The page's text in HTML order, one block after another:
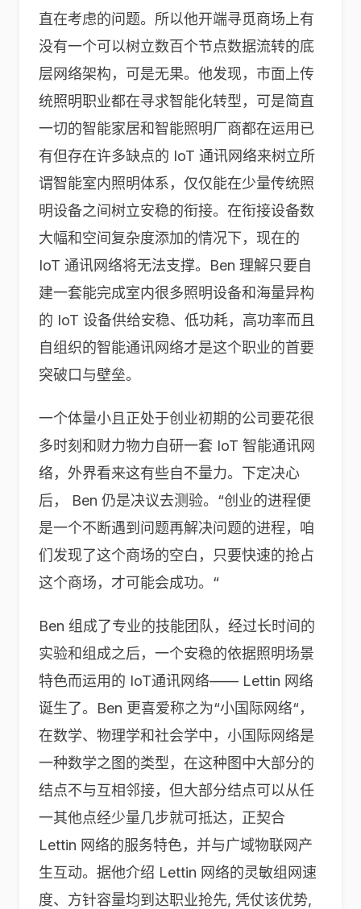
直在考虑的问题。所以他开端寻觅商场上有
没有一个可以树立数百个节点数据流转的底
层网络架构，可是无果。他发现，市面上传
统照明职业都在寻求智能化转型，可是简直
一切的智能家居和智能照明厂商都在运用已
有但存在许多缺点的 IoT 通讯网络来树立所
谓智能室内照明体系，仅仅能在少量传统照
明设备之间树立安稳的衔接。在衔接设备数
大幅和空间复杂度添加的情况下，现在的
IoT 通讯网络将无法支撑。Ben 理解只要自
建一套能完成室内很多照明设备和海量异构
的 IoT 设备供给安稳、低功耗，高功率而且
自组织的智能通讯网络才是这个职业的首要
突破口与壁垒。
一个体量小且正处于创业初期的公司要花很
多时刻和财力物力自研一套 IoT 智能通讯网
络，外界看来这有些自不量力。下定决心
后， Ben 仍是决议去测验。“创业的进程便
是一个不断遇到问题再解决问题的进程，咱
们发现了这个商场的空白，只要快速的抢占
这个商场，才可能会成功。“
Ben 组成了专业的技能团队，经过长时间的
实验和组成之后，一个安稳的依据照明场景
特色而运用的 IoT通讯网络—— Lettin 网络
诞生了。Ben 更喜爱称之为“小国际网络“，
在数学、物理学和社会学中，小国际网络是
一种数学之图的类型，在这种图中大部分的
结点不与互相邻接，但大部分结点可以从任
一其他点经少量几步就可抵达，正契合
Lettin 网络的服务特色，并与广域物联网产
生互动。据他介绍 Lettin 网络的灵敏组网速
度、方针容量均到达职业抢先, 凭仗该优势,